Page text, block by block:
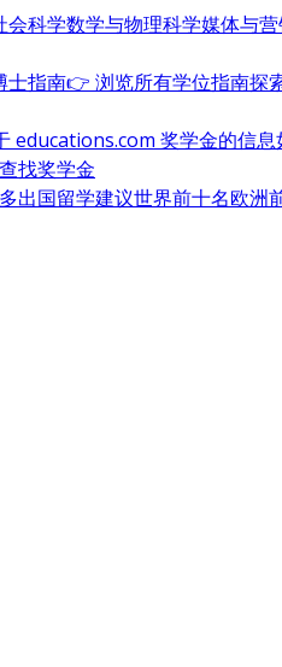
会科学数学与物理科学媒体与营
士指南👉 浏览所有学位指南探
educations.com 奖学金的信息
查找奖学金
出国留学建议世界前十名欧洲